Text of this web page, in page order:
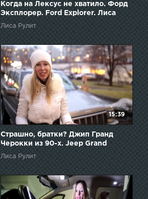
Когда на Лексус не хватило. Форд
Эксплорер. Ford Explorer. Лиса
рулит
Лиса Рулит
15:39
Страшно, братки? Джип Гранд
Черокки из 90-х. Jeep Grand
Cherokee
Лиса Рулит